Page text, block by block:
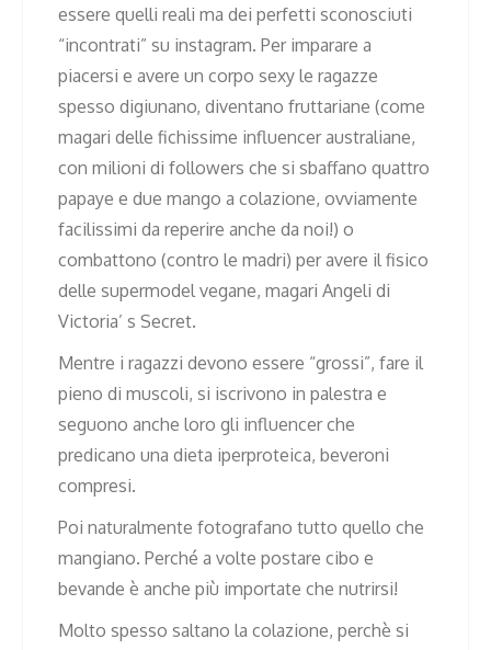
essere quelli reali ma dei perfetti sconosciuti
“incontrati” su instagram. Per imparare a
piacersi e avere un corpo sexy le ragazze
spesso digiunano, diventano fruttariane (come
magari delle fichissime influencer australiane,
con milioni di followers che si sbaffano quattro
papaye e due mango a colazione, ovviamente
facilissimi da reperire anche da noi!) o
combattono (contro le madri) per avere il fisico
delle supermodel vegane, magari Angeli di
Victoria’ s Secret.
Mentre i ragazzi devono essere “grossi”, fare il
pieno di muscoli, si iscrivono in palestra e
seguono anche loro gli influencer che
predicano una dieta iperproteica, beveroni
compresi.
Poi naturalmente fotografano tutto quello che
mangiano. Perché a volte postare cibo e
bevande è anche più importate che nutrirsi!
Molto spesso saltano la colazione, perchè si